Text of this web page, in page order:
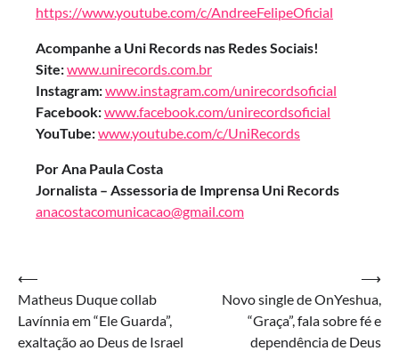
https://www.youtube.com/c/AndreeFelipeOficial
Acompanhe a Uni Records nas Redes Sociais!
Site:www.unirecords.com.br
Instagram:www.instagram.com/unirecordsoficial
Facebook:www.facebook.com/unirecordsoficial
YouTube:www.youtube.com/c/UniRecords
Por Ana Paula Costa
Jornalista – Assessoria de Imprensa Uni Records
anacostacomunicacao@gmail.com
Navegação
de
Post
⟵
Matheus Duque collab
Lavínnia em “Ele Guarda”,
exaltação ao Deus de Israel
Novo single de OnYeshua,
“Graça”, fala sobre fé e
dependência de Deus
⟶